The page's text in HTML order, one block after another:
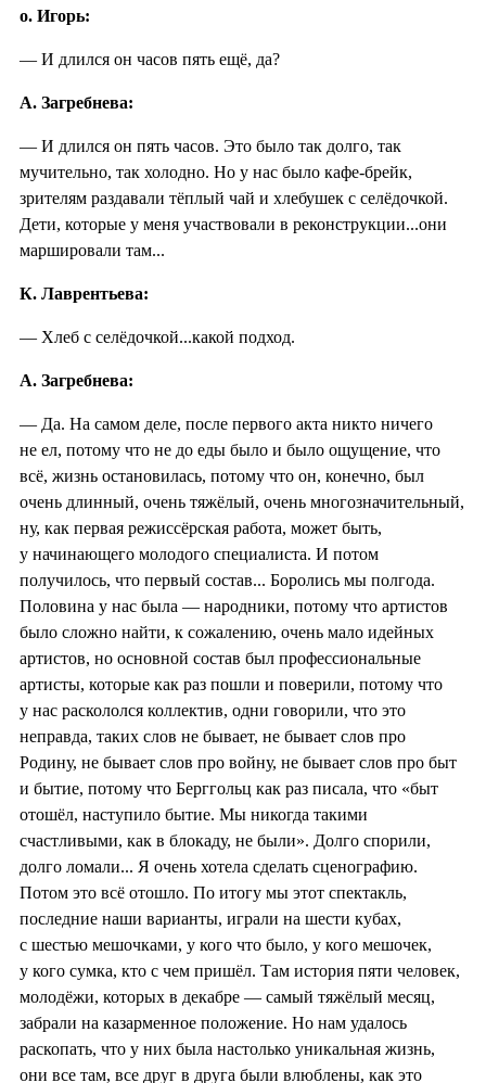
о. Игорь:
— И длился он часов пять ещё, да?
А. Загребнева:
— И длился он пять часов. Это было так долго, так
мучительно, так холодно. Но у нас было кафе-брейк,
зрителям раздавали тёплый чай и хлебушек с селёдочкой.
Дети, которые у меня участвовали в реконструкции...они
маршировали там...
К. Лаврентьева:
— Хлеб с селёдочкой...какой подход.
А. Загребнева:
— Да. На самом деле, после первого акта никто ничего
не ел, потому что не до еды было и было ощущение, что
всё, жизнь остановилась, потому что он, конечно, был
очень длинный, очень тяжёлый, очень многозначительный,
ну, как первая режиссёрская работа, может быть,
у начинающего молодого специалиста. И потом
получилось, что первый состав... Боролись мы полгода.
Половина у нас была — народники, потому что артистов
было сложно найти, к сожалению, очень мало идейных
артистов, но основной состав был профессиональные
артисты, которые как раз пошли и поверили, потому что
у нас раскололся коллектив, одни говорили, что это
неправда, таких слов не бывает, не бывает слов про
Родину, не бывает слов про войну, не бывает слов про быт
и бытие, потому что Берггольц как раз писала, что «быт
отошёл, наступило бытие. Мы никогда такими
счастливыми, как в блокаду, не были». Долго спорили,
долго ломали... Я очень хотела сделать сценографию.
Потом это всё отошло. По итогу мы этот спектакль,
последние наши варианты, играли на шести кубах,
с шестью мешочками, у кого что было, у кого мешочек,
у кого сумка, кто с чем пришёл. Там история пяти человек,
молодёжи, которых в декабре — самый тяжёлый месяц,
забрали на казарменное положение. Но нам удалось
раскопать, что у них была настолько уникальная жизнь,
они все там, все друг в друга были влюблены, как это